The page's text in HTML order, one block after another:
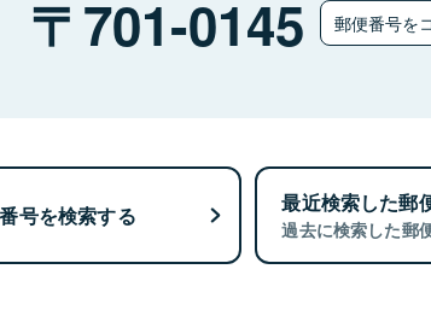
701-0145 郵便番号を
号を検索する 最近検索した郵
過去に検索した郵